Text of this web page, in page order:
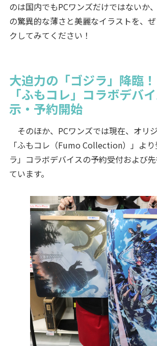
のは国内でもPCワンズだけではないか
の驚異的な薄さと美麗なイラストを、
クしてみてください！
大迫力の「ゴジラ」降臨！
「ふもコレ」コラボデバ
示・予約開始
そのほか、PCワンズでは現在、オリ
「ふもコレ（Fumo Collection）」よ
ラ」コラボデバイスの予約受付および
ています。